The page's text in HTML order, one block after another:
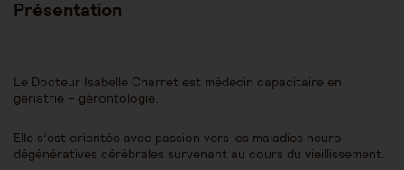
Présentation
Le Docteur Isabelle Charret est médecin capacitaire en
gériatrie – gérontologie.
Elle s’est orientée avec passion vers les maladies neuro
dégénératives cérébrales survenant au cours du vieillissement.